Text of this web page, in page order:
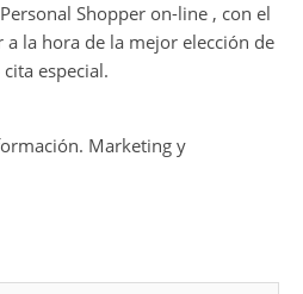
Shopper on-line , con el
a la hora de la mejor elección de
especial.
Marketing y